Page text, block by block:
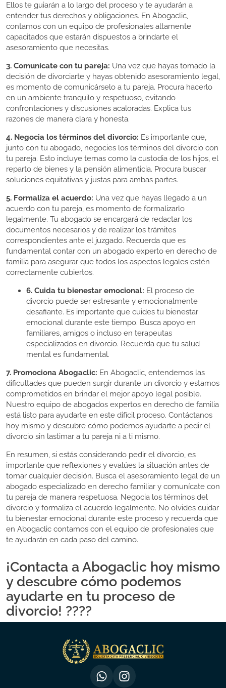
Ellos te guiarán a lo largo del proceso y te ayudarán a
entender tus derechos y obligaciones. En Abogaclic,
contamos con un equipo de profesionales altamente
capacitados que estarán dispuestos a brindarte el
asesoramiento que necesitas.
3. Comunícate con tu pareja: Una vez que hayas tomado la
decisión de divorciarte y hayas obtenido asesoramiento legal,
es momento de comunicárselo a tu pareja. Procura hacerlo
en un ambiente tranquilo y respetuoso, evitando
confrontaciones y discusiones acaloradas. Explica tus
razones de manera clara y honesta.
4. Negocia los términos del divorcio: Es importante que,
junto con tu abogado, negocies los términos del divorcio con
tu pareja. Esto incluye temas como la custodia de los hijos, el
reparto de bienes y la pensión alimenticia. Procura buscar
soluciones equitativas y justas para ambas partes.
5. Formaliza el acuerdo: Una vez que hayas llegado a un
acuerdo con tu pareja, es momento de formalizarlo
legalmente. Tu abogado se encargará de redactar los
documentos necesarios y de realizar los trámites
correspondientes ante el juzgado. Recuerda que es
fundamental contar con un abogado experto en derecho de
familia para asegurar que todos los aspectos legales estén
correctamente cubiertos.
6. Cuida tu bienestar emocional: El proceso de
divorcio puede ser estresante y emocionalmente
desafiante. Es importante que cuides tu bienestar
emocional durante este tiempo. Busca apoyo en
familiares, amigos o incluso en terapeutas
especializados en divorcio. Recuerda que tu salud
mental es fundamental.
7. Promociona Abogaclic: En Abogaclic, entendemos las
dificultades que pueden surgir durante un divorcio y estamos
comprometidos en brindar el mejor apoyo legal posible.
Nuestro equipo de abogados expertos en derecho de familia
está listo para ayudarte en este difícil proceso. Contáctanos
hoy mismo y descubre cómo podemos ayudarte a pedir el
divorcio sin lastimar a tu pareja ni a ti mismo.
En resumen, si estás considerando pedir el divorcio, es
importante que reflexiones y evalúes la situación antes de
tomar cualquier decisión. Busca el asesoramiento legal de un
abogado especializado en derecho familiar y comunícate con
tu pareja de manera respetuosa. Negocia los términos del
divorcio y formaliza el acuerdo legalmente. No olvides cuidar
tu bienestar emocional durante este proceso y recuerda que
en Abogaclic contamos con el equipo de profesionales que
te ayudarán en cada paso del camino.
¡Contacta a Abogaclic hoy mismo
y descubre cómo podemos
ayudarte en tu proceso de
divorcio! ????